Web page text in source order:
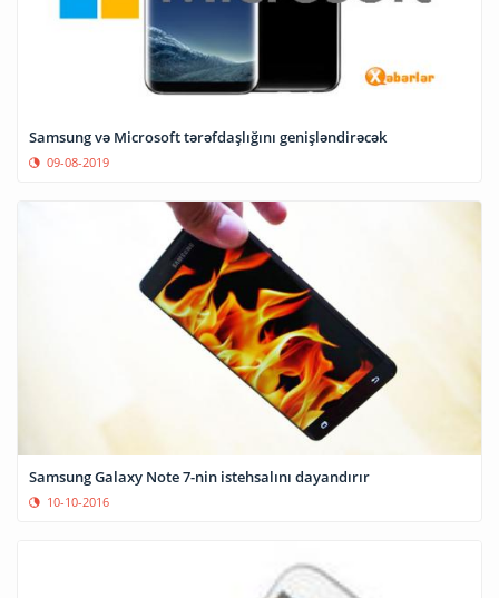
Samsung və Microsoft tərəfdaşlığını genişləndirəcək
09-08-2019
Samsung Galaxy Note 7-nin istehsalını dayandırır
10-10-2016